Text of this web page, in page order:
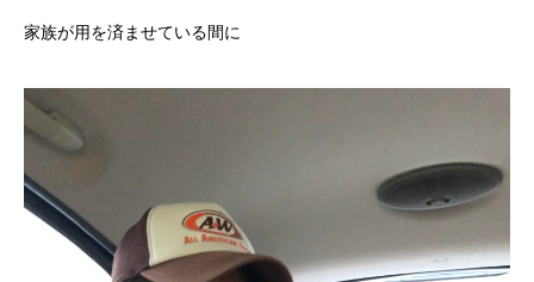
家族が用を済ませている間に